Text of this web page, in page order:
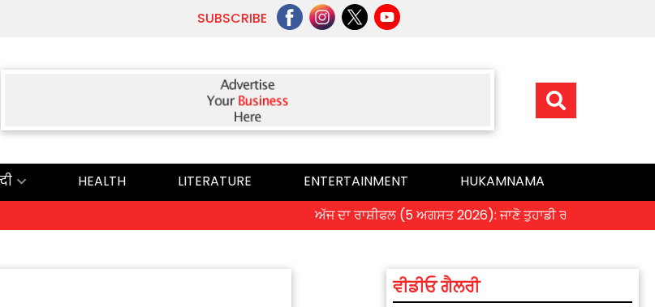
SUBSCRIBE
HEALTH LITERATURE ENTERTAINMENT
HUKAMNAMA
ਅੱਜ ਦਾ ਰਾਸ਼ੀਫਲ (5 ਅਗਸਤ 2026): ਜਾਣੋ ਤੁਹਾਡੀ ਰਾਸ਼ੀ ‘ਤੇ ਗ੍ਰਹਿਆਂ ਦੀ
ਵੀਡੀਓ ਗੈਲਰੀ